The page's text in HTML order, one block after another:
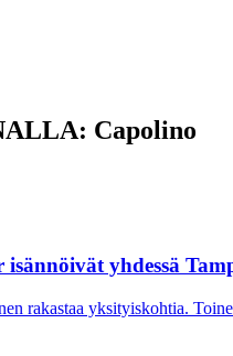
Capolino
yhdessä
rakastaa yksityiskohtia.